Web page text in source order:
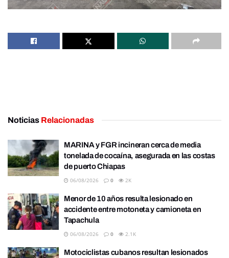
Noticias Relacionadas
MARINA y FGR incineran cerca de media
tonelada de cocaína, asegurada en las costas
de puerto Chiapas
06/08/2026 0 2K
Menor de 10 años resulta lesionado en
accidente entre motoneta y camioneta en
Tapachula
06/08/2026 0 2.1K
Motociclistas cubanos resultan lesionados